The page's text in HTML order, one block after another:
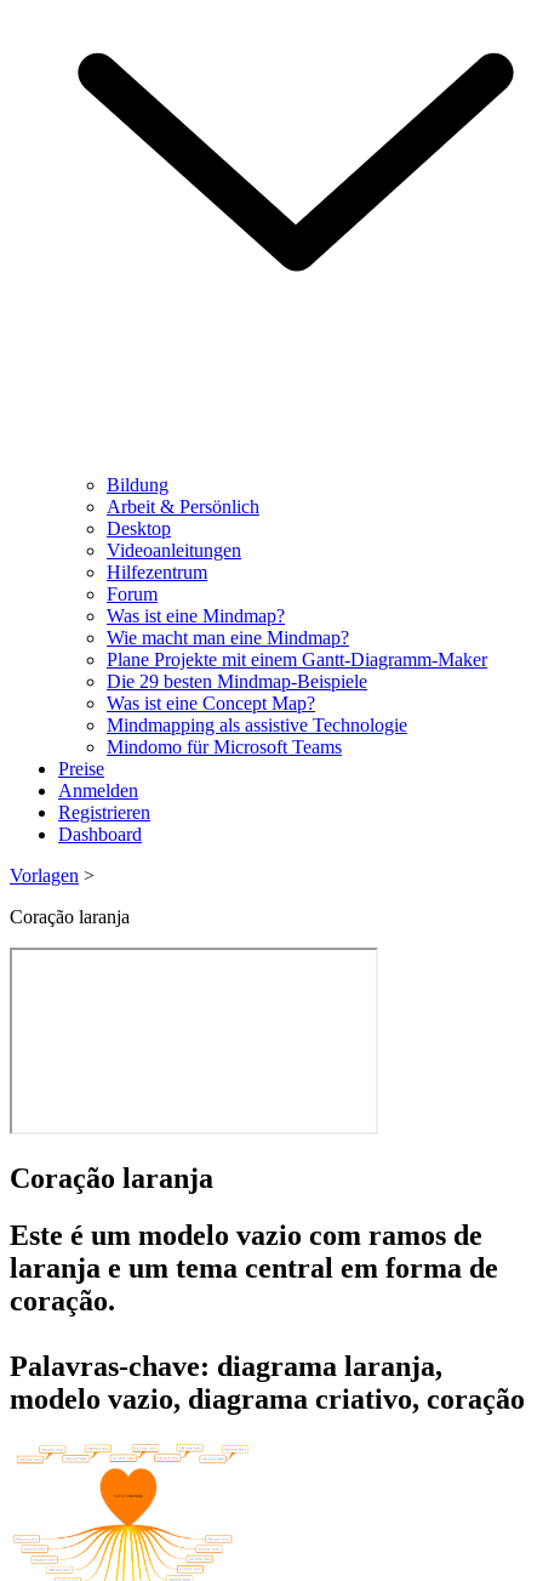
Bildung
Arbeit & Persönlich
Desktop
Videoanleitungen
Hilfezentrum
Forum
Was ist eine Mindmap?
Wie macht man eine Mindmap?
Plane Projekte mit einem Gantt-Diagramm-Maker
Die 29 besten Mindmap-Beispiele
Was ist eine Concept Map?
Mindmapping als assistive Technologie
Mindomo für Microsoft Teams
Preise
Anmelden
Registrieren
Dashboard
Vorlagen >
Coração laranja
Coração laranja
Este é um modelo vazio com ramos de
laranja e um tema central em forma de
coração.
Palavras-chave: diagrama laranja,
modelo vazio, diagrama criativo, coração